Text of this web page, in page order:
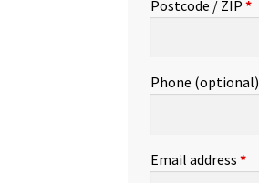
Postcode / ZIP*
Phone (optional)
Email address*